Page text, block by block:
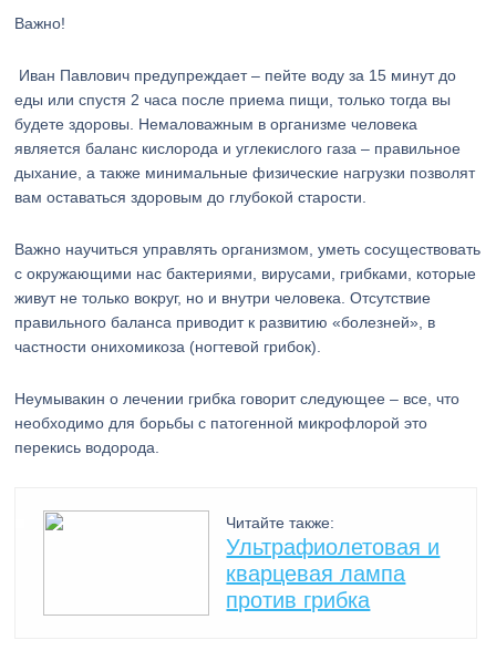
Важно!
Иван Павлович предупреждает – пейте воду за 15 минут до
еды или спустя 2 часа после приема пищи, только тогда вы
будете здоровы. Немаловажным в организме человека
является баланс кислорода и углекислого газа – правильное
дыхание, а также минимальные физические нагрузки позволят
вам оставаться здоровым до глубокой старости.
Важно научиться управлять организмом, уметь сосуществовать
с окружающими нас бактериями, вирусами, грибками, которые
живут не только вокруг, но и внутри человека. Отсутствие
правильного баланса приводит к развитию «болезней», в
частности онихомикоза (ногтевой грибок).
Неумывакин о лечении грибка говорит следующее – все, что
необходимо для борьбы с патогенной микрофлорой это
перекись водорода.
Читайте также:
Ультрафиолетовая и
кварцевая лампа
против грибка